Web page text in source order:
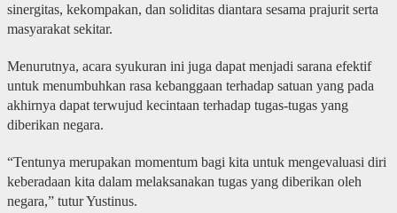
sinergitas, kekompakan, dan soliditas diantara sesama prajurit serta
masyarakat sekitar.
Menurutnya, acara syukuran ini juga dapat menjadi sarana efektif
untuk menumbuhkan rasa kebanggaan terhadap satuan yang pada
akhirnya dapat terwujud kecintaan terhadap tugas-tugas yang
diberikan negara.
“Tentunya merupakan momentum bagi kita untuk mengevaluasi diri
keberadaan kita dalam melaksanakan tugas yang diberikan oleh
negara,” tutur Yustinus.